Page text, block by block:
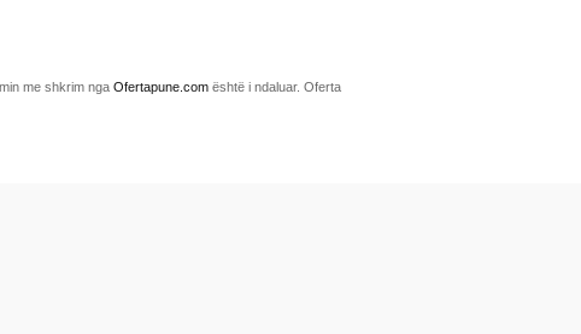
me shkrim nga Ofertapune.com është i ndaluar. Oferta